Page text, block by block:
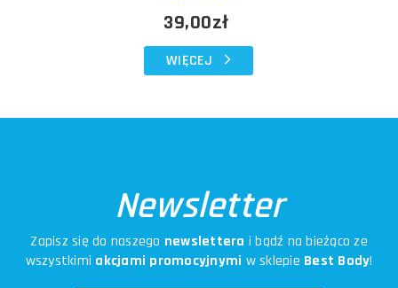
39,00zł
WIĘCEJ
Newsletter
Zapisz się do naszego newslettera i bądź na bieżąco ze
wszystkimi akcjami promocyjnymi w sklepie Best Body!